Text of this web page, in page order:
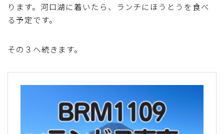
ります。河口湖に着いたら、ランチにほうとうを食べ
る予定です。
その３へ続きます。